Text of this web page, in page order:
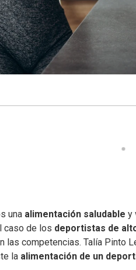
una alimentación saludable y
caso de los deportistas de
las competencias. Talía Pinto
la alimentación de un